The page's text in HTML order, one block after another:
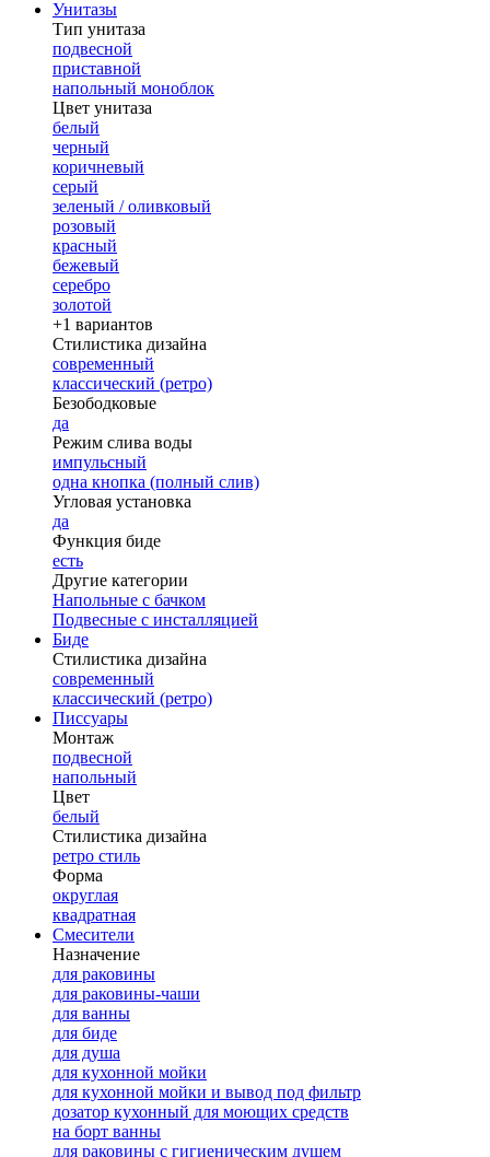
Унитазы
Тип унитаза
подвесной
приставной
напольный моноблок
Цвет унитаза
белый
черный
коричневый
серый
зеленый / оливковый
розовый
красный
бежевый
серебро
золотой
+1 вариантов
Стилистика дизайна
современный
классический (ретро)
Безободковые
да
Режим слива воды
импульсный
одна кнопка (полный слив)
Угловая установка
да
Функция биде
есть
Другие категории
Напольные с бачком
Подвесные с инсталляцией
Биде
Стилистика дизайна
современный
классический (ретро)
Писсуары
Монтаж
подвесной
напольный
Цвет
белый
Стилистика дизайна
ретро стиль
Форма
округлая
квадратная
Смесители
Назначение
для раковины
для раковины-чаши
для ванны
для биде
для душа
для кухонной мойки
для кухонной мойки и вывод под фильтр
дозатор кухонный для моющих средств
на борт ванны
для раковины с гигиеническим душем